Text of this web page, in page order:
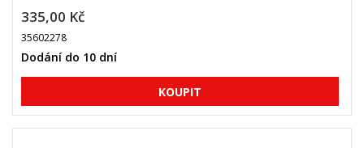
335,00 Kč
35602278
Dodání do 10 dní